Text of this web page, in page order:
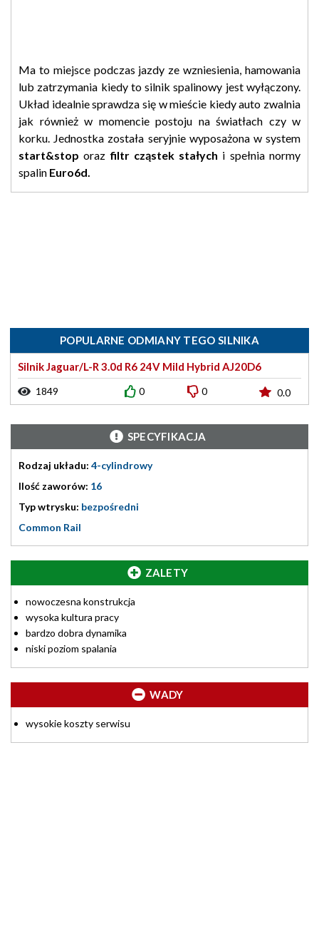
Ma to miejsce podczas jazdy ze wzniesienia, hamowania
lub zatrzymania kiedy to silnik spalinowy jest wyłączony.
Układ idealnie sprawdza się w mieście kiedy auto zwalnia
jak również w momencie postoju na światłach czy w
korku. Jednostka została seryjnie wyposażona w system
start&stop orazfiltr cząstek stałych i spełnia normy
spalin Euro6d.
POPULARNE ODMIANY TEGO SILNIKA
Silnik Jaguar/L-R 3.0d R6 24V Mild Hybrid AJ20D6
1849 0 0 0.0
SPECYFIKACJA
Rodzaj układu: 4-cylindrowy
Ilość zaworów: 16
Typ wtrysku: bezpośredni
Common Rail
ZALETY
nowoczesna konstrukcja
wysoka kultura pracy
bardzo dobra dynamika
niski poziom spalania
WADY
wysokie koszty serwisu